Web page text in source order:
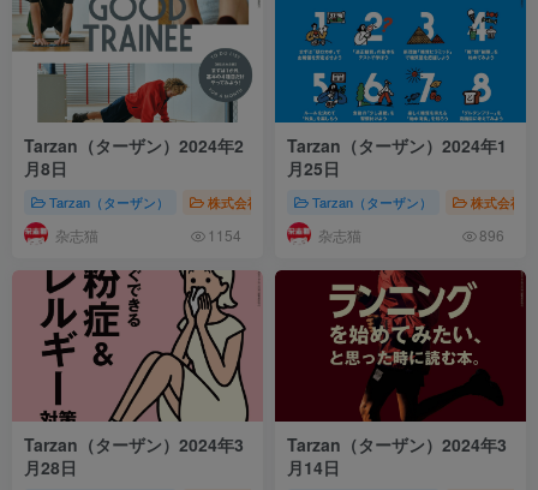
Tarzan（ターザン）2024年2
月8日
Tarzan（ターザン） 株式会社マガジンハウス（Magazine House）
杂志猫 1154
Tarzan（ターザン）2024年1
月25日
Tarzan（ターザン） 株式会社
杂志猫 896
Tarzan（ターザン）2024年3
月28日
Tarzan（ターザン）2024年3
月14日